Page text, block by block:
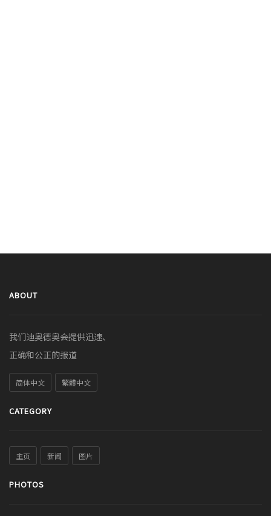
ABOUT
我们迪奥德奥会提供迅速、
正确和公正的报道
简体中文 繁體中文
CATEGORY
主页 新闻 图片
PHOTOS